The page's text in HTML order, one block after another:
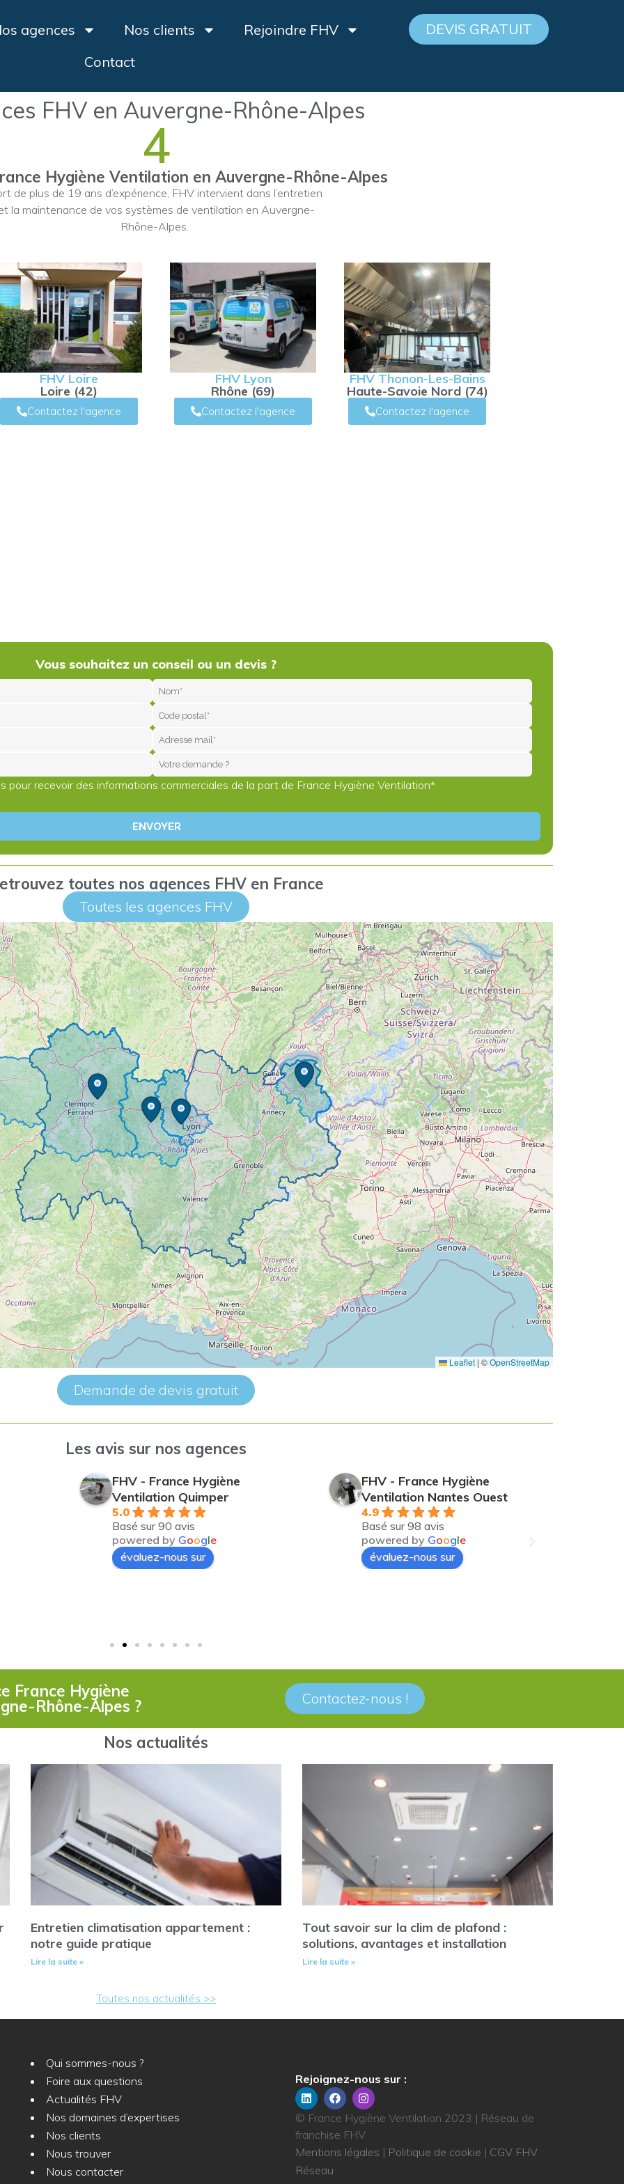
agences Nos clients
Rejoindre FHV
Contact
DEVIS GRATUIT
FHV en Auvergne-Rhône-Alpes
4
Hygiène Ventilation en Auvergne-Rhône-Alpes
de plus de 19 ans d’expérience, FHV intervient dans l’entretien
la maintenance de vos systèmes de ventilation en Auvergne-
Rhône-Alpes.
FHV Loire
Loire (42)
Contactez l'agence
FHV Lyon
Rhône (69)
Contactez l'agence
FHV Thonon-Les-Bains
Haute-Savoie Nord (74)
Contactez l'agence
Vous souhaitez un conseil ou un devis ?
pour recevoir des informations commerciales de la part de France Hygiène Ventilation*
toutes nos agences FHV en France
Toutes les agences FHV
Leaflet | ©OpenStreetMap
Demande de devis gratuit
Les avis sur nos agences
FHV - France Hygiène
Ventilation La Rochelle
Basé sur 40 avis
powered byGoog le
évaluez-nous sur
FHV - France Hygiène
Ventilation Brest
Basé sur 38 avis
powered byGoog le
évaluez-nous sur
France Hygiène
Rhône-Alpes ? Contactez-nous !
Nos actualités
Entretien climatisation appartement :
notre guide pratique
Lire la suite »
Tout savoir sur la clim de plafond :
solutions, avantages et installation
Lire la suite »
Toutes nos actualités >>
Qui sommes-nous ?
Foire aux questions
Actualités FHV
Nos domaines d’expertises
Nos clients
Nous trouver
Nous contacter
Rejoignez-nous sur :
© France Hygiène Ventilation 2023 | Réseau de
franchise FHV
Mentions légales | Politique de cookie | CGV FHV
Réseau